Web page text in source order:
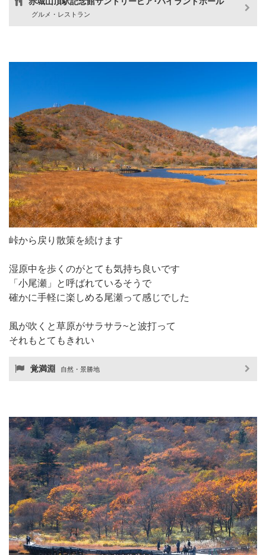
グルメ・レストラン
峠から戻り散策を続けます
湿原中を歩くのがとても気持ち良いです
「小尾瀬」と呼ばれているそうで
確かに手軽に楽しめる尾瀬って感じでした
風が吹くと草原がサラサラ~と波打って
それもとてもきれい
覚満淵 自然・景勝地